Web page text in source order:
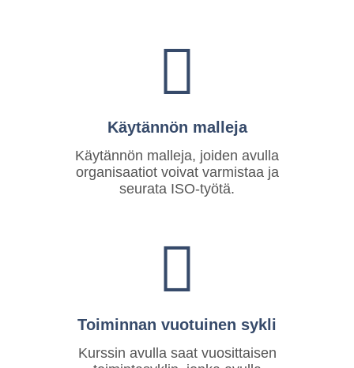
Käytännön malleja
Käytännön malleja, joiden avulla
organisaatiot voivat varmistaa ja
seurata ISO-työtä.
Toiminnan vuotuinen sykli
Kurssin avulla saat vuosittaisen